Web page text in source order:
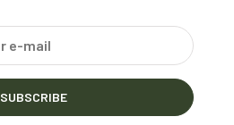
SUBSCRIBE